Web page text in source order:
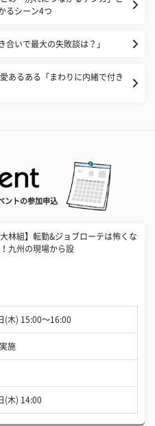
るシーン4つ
合いで最大の失敗談は？」
あるある「まわりに内緒で付き
ントの参加申込
大林組】転勤&ジョブローテは怖くな
九州の現場から設
(木) 15:00〜16:00
施
(木) 14:00